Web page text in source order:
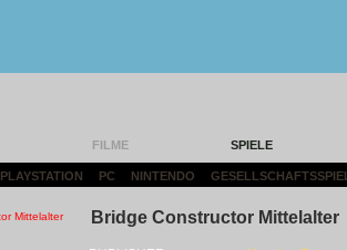
FILME SPIELE
PLAYSTATION PC NINTENDO
Bridge Constructor Mittelalter